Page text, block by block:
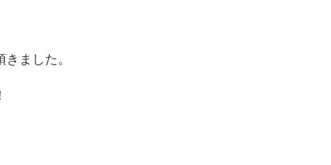
ました。